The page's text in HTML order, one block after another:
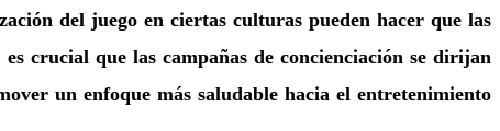
del juego en ciertas culturas pueden hacer que las
crucial que las campañas de concienciación se dirijan
un enfoque más saludable hacia el entretenimiento.